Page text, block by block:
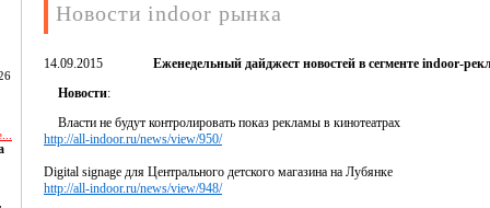
Новости indoor рынка
14.09.2015
Еженедельный дайджест новостей в сегменте indoor-
Новости:
Власти не будут контролировать показ рекламы в кинотеатрах
http://all-indoor.ru/news/view/950/
Digital signage для Центрального детского магазина на Лубянке
http://all-indoor.ru/news/view/948/